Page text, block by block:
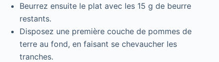
Beurrez ensuite le plat avec les 15 g de beurre
restants.
Disposez une première couche de pommes de
terre au fond, en faisant se chevaucher les
tranches.